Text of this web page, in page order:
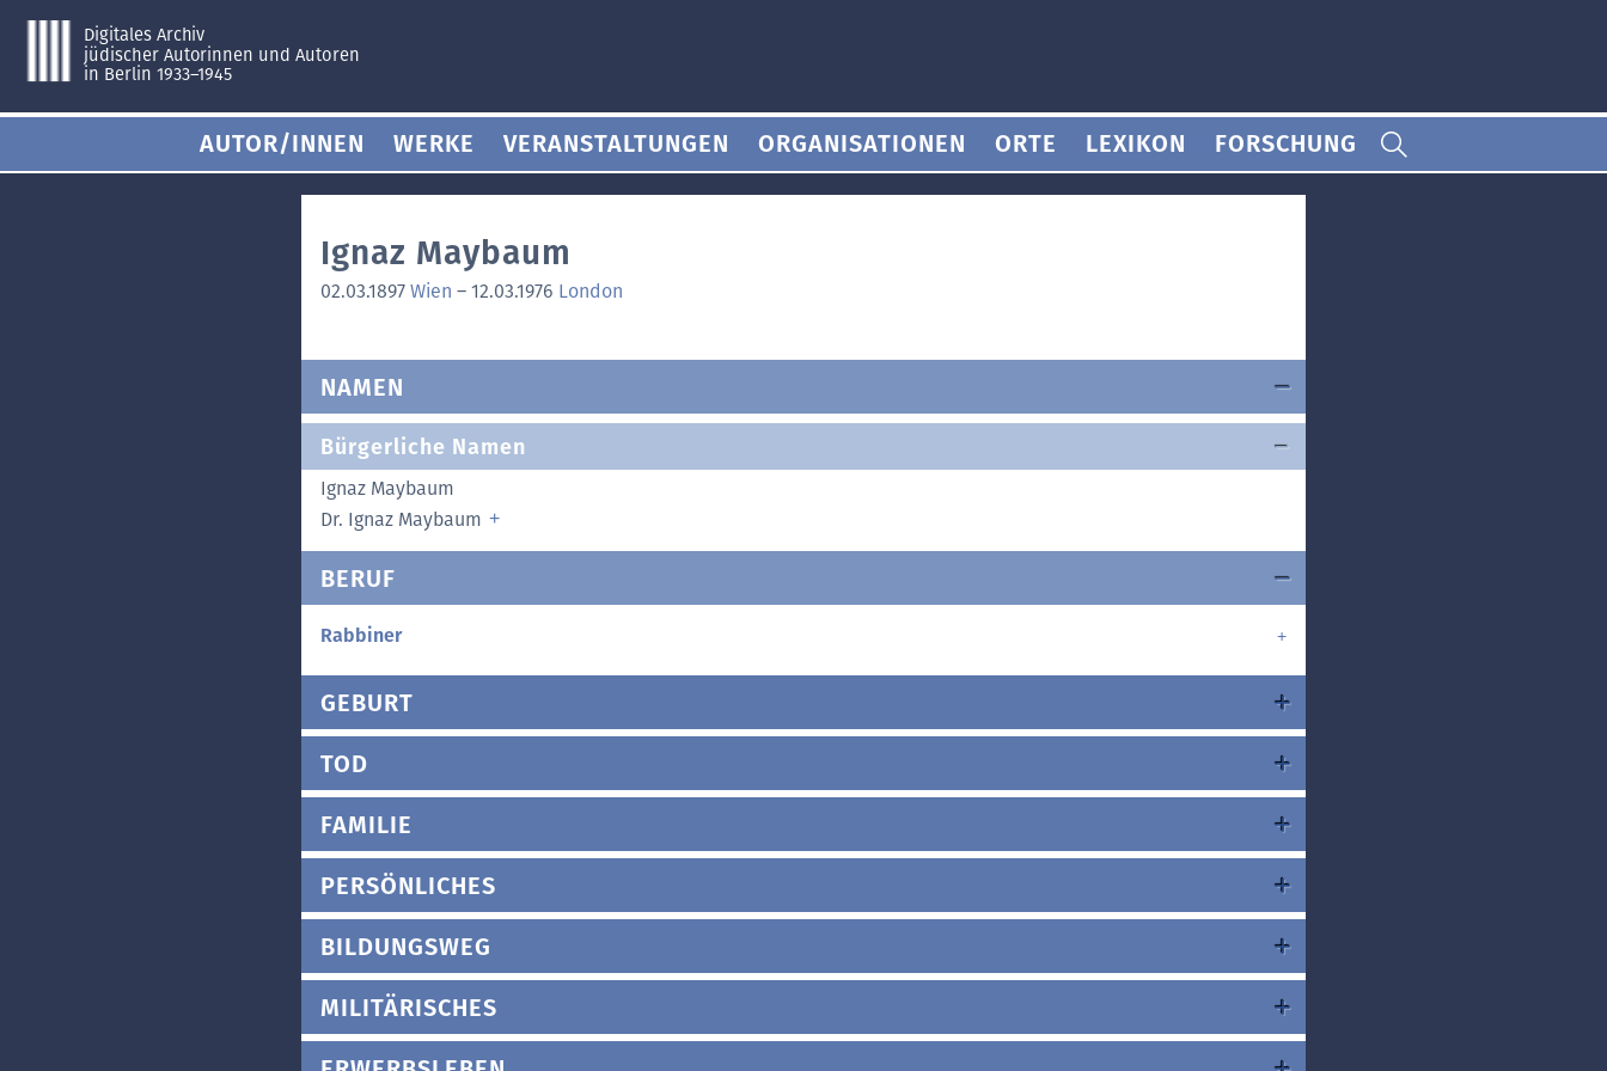
Digitales Archiv
jüdischer Autorinnen und Autoren
in Berlin 1933–1945
AUTOR/INNEN WERKE VERANSTALTUNGEN ORGANISATIONEN ORTE LEXIKON FORSCHUNG
Ignaz Maybaum
02.03.1897 Wien – 12.03.1976 London
NAMEN
Bürgerliche Namen
Ignaz Maybaum
Dr. Ignaz Maybaum
BERUF
Rabbiner
GEBURT
TOD
FAMILIE
PERSÖNLICHES
BILDUNGSWEG
MILITÄRISCHES